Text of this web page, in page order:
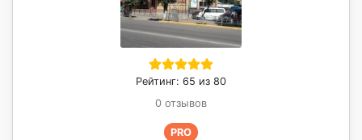
Рейтинг: 65 из 80
0 отзывов
PRO